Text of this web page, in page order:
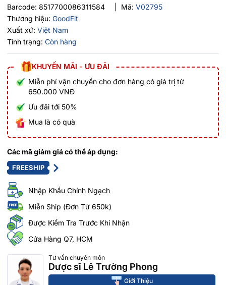
Barcode: 8517700086311584 Mã: V02795
Thương hiệu: GoodFit
Xuất xứ: Việt Nam
Tình trạng: Còn hàng
KHUYẾN MÃI - ƯU ĐÃI
Miễn phí vận chuyển cho đơn hàng có giá trị từ
650.000 VNĐ
Ưu đãi tới 50%
Mua là có quà
Các mã giảm giá có thể áp dụng:
FREESHIP
Nhập Khẩu Chính Ngạch
Miễn Ship (Đơn Từ 650k)
Được Kiểm Tra Trước Khi Nhận
Cửa Hàng Q7, HCM
Tư vấn chuyên môn
Dược sĩ Lê Trường Phong
Giới Thiệu